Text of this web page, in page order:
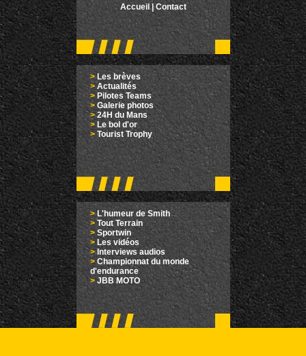
Accueil |Contact
>Les brèves
> Actualités
> Pilotes Teams
>Galerie photos
>24H du Mans
>Le bol d'or
> Tourist Trophy
>L'humeur de Smith
> Tout Terrain
> Sportwin
> Les vidéos
> Interviews audios
>Championnat du monde
d'endurance
> JBB MOTO